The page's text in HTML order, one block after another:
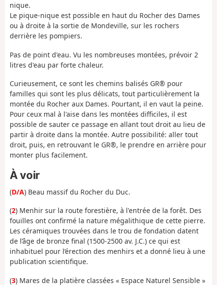
nique.
Le pique-nique est possible en haut du Rocher des Dames
ou à droite à la sortie de Mondeville, sur les rochers
derrière les pompiers.
Pas de point d'eau. Vu les nombreuses montées, prévoir 2
litres d'eau par forte chaleur.
Curieusement, ce sont les chemins balisés GR® pour
familles qui sont les plus délicats, tout particulièrement la
montée du Rocher aux Dames. Pourtant, il en vaut la peine.
Pour ceux mal à l'aise dans les montées difficiles, il est
possible de sauter ce passage en allant tout droit au lieu de
partir à droite dans la montée. Autre possibilité: aller tout
droit, puis, en retrouvant le GR®, le prendre en arrière pour
monter plus facilement.
À voir
(D/A) Beau massif du Rocher du Duc.
(2) Menhir sur la route forestière, à l'entrée de la forêt. Des
fouilles ont confirmé la nature mégalithique de cette pierre.
Les céramiques trouvées dans le trou de fondation datent
de l’âge de bronze final (1500-2500 av. J.C.) ce qui est
inhabituel pour l’érection des menhirs et a donné lieu à une
publication scientifique.
(3) Mares de la platière classées « Espace Naturel Sensible »